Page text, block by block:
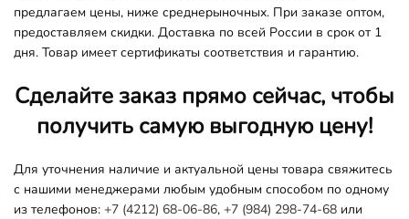
предлагаем цены, ниже среднерыночных. При заказе оптом,
предоставляем скидки. Доставка по всей России в срок от 1
дня. Товар имеет сертификаты соответствия и гарантию.
Сделайте заказ прямо сейчас, чтобы
получить самую выгодную цену!
Для уточнения наличие и актуальной цены товара свяжитесь
с нашими менеджерами любым удобным способом по одному
из телефонов: +7 (4212) 68-06-86, +7 (984) 298-74-68 или